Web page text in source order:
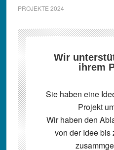
PROJEKTE 2024
Wir
ihrem
Sie haben eine
Projekt
Wir haben den
von der Idee